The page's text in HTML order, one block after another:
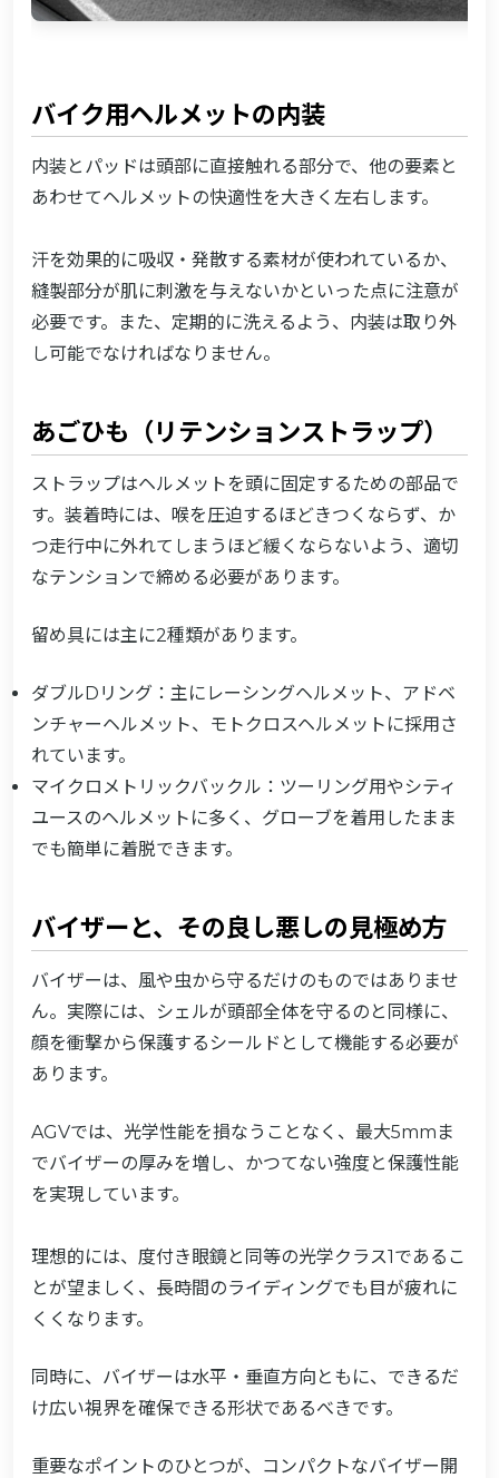
バイク用ヘルメットの内装
内装とパッドは頭部に直接触れる部分で、他の要素と
あわせてヘルメットの快適性を大きく左右します。
汗を効果的に吸収・発散する素材が使われているか、
縫製部分が肌に刺激を与えないかといった点に注意が
必要です。また、定期的に洗えるよう、内装は取り外
し可能でなければなりません。
あごひも（リテンションストラップ）
ストラップはヘルメットを頭に固定するための部品で
す。装着時には、喉を圧迫するほどきつくならず、か
つ走行中に外れてしまうほど緩くならないよう、適切
なテンションで締める必要があります。
留め具には主に2種類があります。
ダブルDリング：主にレーシングヘルメット、アドベ
ンチャーヘルメット、モトクロスヘルメットに採用さ
れています。
マイクロメトリックバックル：ツーリング用やシティ
ユースのヘルメットに多く、グローブを着用したまま
でも簡単に着脱できます。
バイザーと、その良し悪しの見極め方
バイザーは、風や虫から守るだけのものではありませ
ん。実際には、シェルが頭部全体を守るのと同様に、
顔を衝撃から保護するシールドとして機能する必要が
あります。
AGVでは、光学性能を損なうことなく、最大5mmま
でバイザーの厚みを増し、かつてない強度と保護性能
を実現しています。
理想的には、度付き眼鏡と同等の光学クラス1であるこ
とが望ましく、長時間のライディングでも目が疲れに
くくなります。
同時に、バイザーは水平・垂直方向ともに、できるだ
け広い視界を確保できる形状であるべきです。
重要なポイントのひとつが、コンパクトなバイザー開